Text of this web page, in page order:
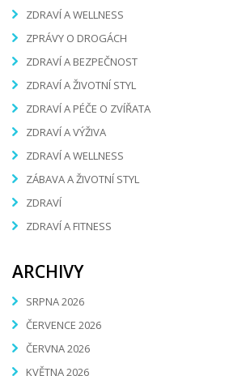
ZDRAVÍ A WELLNESS
ZPRÁVY O DROGÁCH
ZDRAVÍ A BEZPEČNOST
ZDRAVÍ A ŽIVOTNÍ STYL
ZDRAVÍ A PÉČE O ZVÍŘATA
ZDRAVÍ A VÝŽIVA
ZDRAVÍ A WELLNESS
ZÁBAVA A ŽIVOTNÍ STYL
ZDRAVÍ
ZDRAVÍ A FITNESS
ARCHIVY
SRPNA 2026
ČERVENCE 2026
ČERVNA 2026
KVĚTNA 2026